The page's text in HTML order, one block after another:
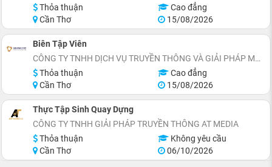
Thỏa thuận
Cao đẳng
Cần Thơ
15/08/2026
Biên Tập Viên
CÔNG TY TNHH DỊCH VỤ TRUYỀN THÔNG VÀ GIẢI PHÁP MARKETING MEKONG PRO
Thỏa thuận
Cao đẳng
Cần Thơ
15/08/2026
Thực Tập Sinh Quay Dựng
CÔNG TY TNHH GIẢI PHÁP TRUYỀN THÔNG AT MEDIA
Thỏa thuận
Không yêu cầu
Cần Thơ
06/10/2026